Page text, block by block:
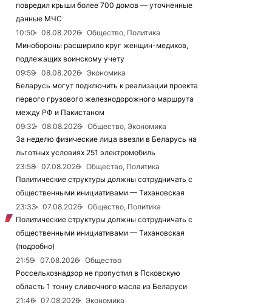
повредил крыши более 700 домов — уточненные
данные МЧС
10:50
08.08.2026
Общество, Политика
Минобороны расширило круг женщин-медиков,
подлежащих воинскому учету
09:59
08.08.2026
Экономика
Беларусь могут подключить к реализации проекта
первого грузового железнодорожного маршрута
между РФ и Пакистаном
09:32
08.08.2026
Общество, Экономика
За неделю физические лица ввезли в Беларусь на
льготных условиях 251 электромобиль
23:58
07.08.2026
Общество, Политика
Политические структуры должны сотрудничать с
общественными инициативами — Тихановская
23:33
07.08.2026
Общество, Политика
Политические структуры должны сотрудничать с
общественными инициативами — Тихановская
(подробно)
21:59
07.08.2026
Общество
Россельхознадзор не пропустил в Псковскую
область 1 тонну сливочного масла из Беларуси
21:46
07.08.2026
Экономика